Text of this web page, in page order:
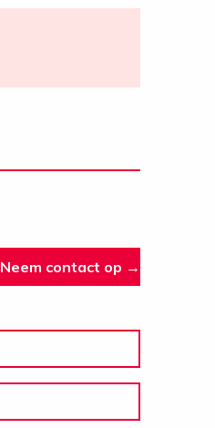
Neem contact op →